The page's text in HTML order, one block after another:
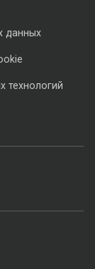
данных
технологий